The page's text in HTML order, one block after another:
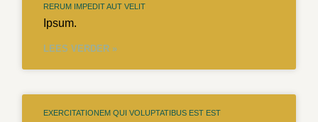
RERUM IMPEDIT AUT VELIT
Ipsum.
LEES VERDER »
EXERCITATIONEM QUI VOLUPTATIBUS EST EST